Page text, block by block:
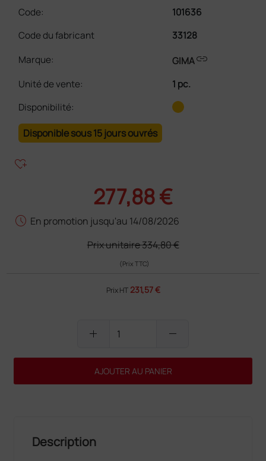
Code:
101636
Code du fabricant
33128
Marque:
GIMAlink
Unité de vente:
1 pc.
Disponibilité:
Disponible sous 15 jours ouvrés
heart_plus
277,88 €
schedule En promotion jusqu'au 14/08/2026
Prix unitaire334,80 €
(Prix TTC)
Prix HT 231,57 €
add remove
AJOUTER AU PANIER
Description